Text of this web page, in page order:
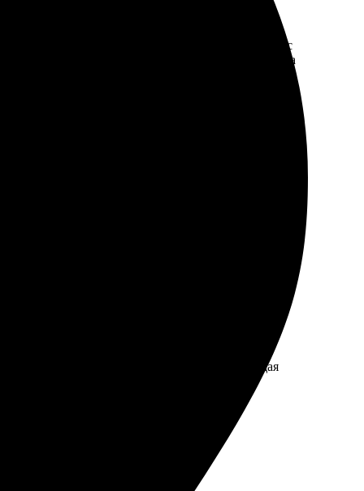
простым и удобным. Работники помогли с
упаковка надежной. Обязательно вернусь снова за
Персонал отзывчивый, всегда готов помочь.
пришла вовремя. Рекомендую всем, настоящая